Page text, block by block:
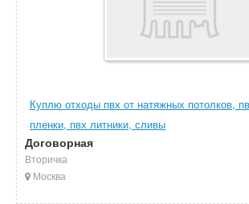
Куплю отходы пвх от натяжных потолков,
пленки, пвх литники, сливы
Договорная
Вторичка
Москва